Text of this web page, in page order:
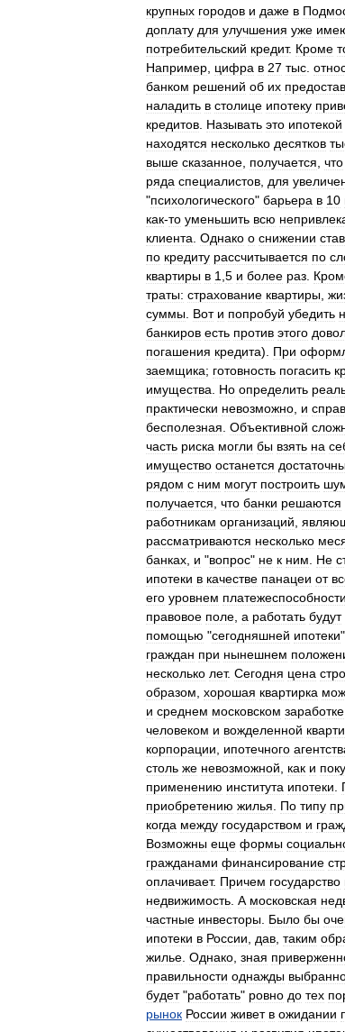
крупных городов и даже в
доплату для улучшения уже
потребительский кредит. Кроме
Например цифра в 27 тыс
банком решений об их
наладить в столице ипотеку
кредитов Называть это ипотекой
находятся несколько десятков
выше сказанное получается что
ряда специалистов для
"психологического" барьера в 10
как-то уменьшить всю
клиента Однако о снижении
по кредиту рассчитывается по
квартиры в 1 5 и более раз
траты: страхование квартиры
суммы Вот и попробуй убедить
банкиров есть против этого
погашения кредита). При
заемщика; готовность погасить
имущества
Но определить
практически невозможно и
бесполезная Объективной
часть риска могли бы взять на
имущество останется
рядом с ним могут построить
получается что банки решаются
работникам организаций
рассматриваются несколько
банках и "вопрос" не к ним Не
ипотеки в качестве панацеи от
его уровнем платежеспособности
правовое поле а работать будут
помощью "сегодняшней ипотеки"
граждан при нынешнем
несколько лет. Сегодня цена
образом хорошая квартирка
и среднем московском заработке
человеком и вожделенной
корпорации
ипотечного
столь же невозможной как и
применению института ипотеки
приобретению жилья По типу
когда между государством и
Возможны еще формы
гражданами финансирование
оплачивает. Причем государство
недвижимость А московская
частные инвесторы Было бы
ипотеки в России дав таким
жилье Однако зная
правильности однажды
будет"работать" ровно до тех
рынок России живет в ожидании